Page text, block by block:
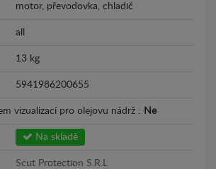
motor, převodovka, chladič
all
13 kg
5941986200655
vizualizací pro olejovu nádrž : Ne
Na skladě
Scut Protection S.R.L